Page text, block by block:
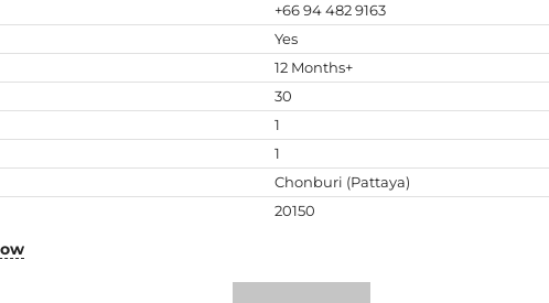
+66 94 482 9163
Yes
12 Months+
30
1
1
Chonburi (Pattaya)
20150